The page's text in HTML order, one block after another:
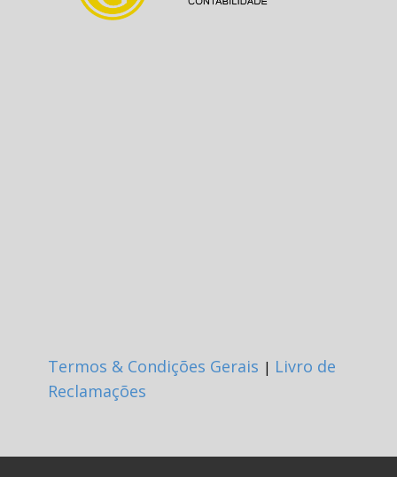
Termos & Condições Gerais | Livro de
Reclamações